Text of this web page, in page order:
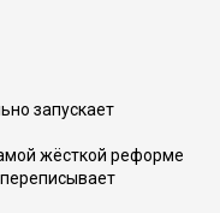
запускает
жёсткой реформе